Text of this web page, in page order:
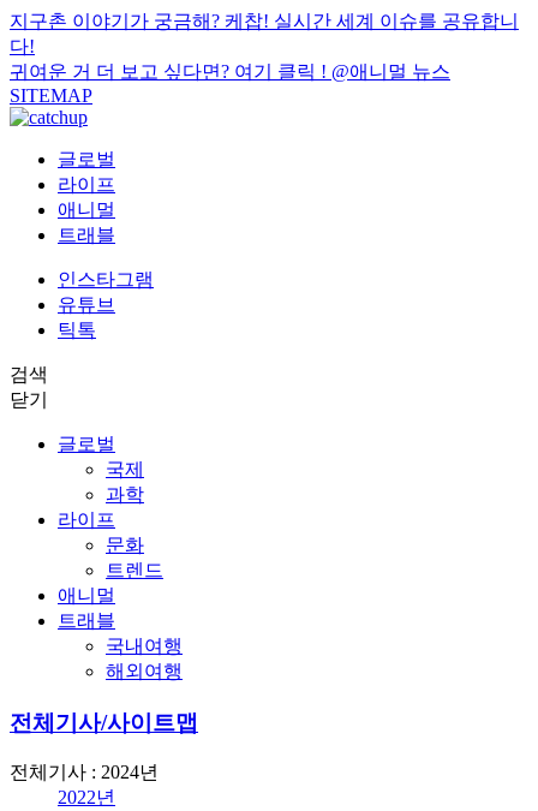
지구촌 이야기가 궁금해? 케찹! 실시간 세계 이슈를 공유합니
다!
귀여운 거 더 보고 싶다면? 여기 클릭 ! @애니멀 뉴스
SITEMAP
글로벌
라이프
애니멀
트래블
인스타그램
유튜브
틱톡
검색
닫기
글로벌
국제
과학
라이프
문화
트렌드
애니멀
트래블
국내여행
해외여행
전체기사/사이트맵
전체기사 : 2024년
2022년